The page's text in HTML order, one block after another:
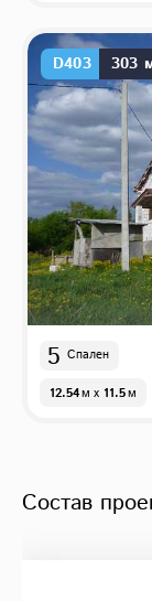
D403 303
5 Спален
12.54м x 11.5м
Состав